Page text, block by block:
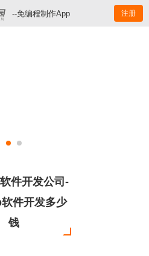
--免编程制作App 注册
件开发公司-
件开发多少
钱